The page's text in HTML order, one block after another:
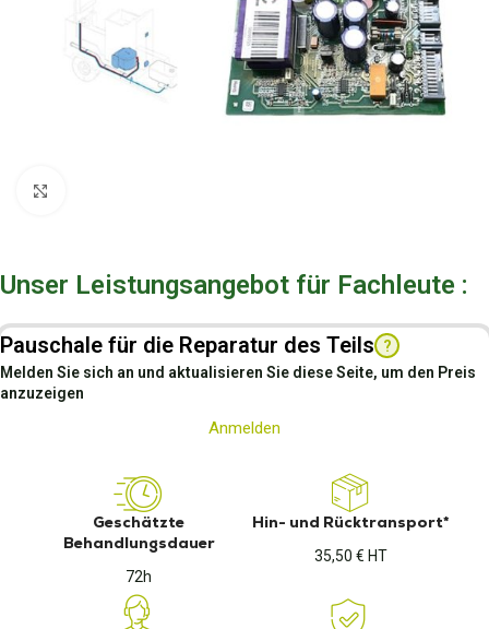
Unser Leistungsangebot für Fachleute :
Pauschale für die Reparatur des Teils ?
Melden Sie sich an und aktualisieren Sie diese Seite, um den Preis
anzuzeigen
Anmelden
Geschätzte
Behandlungsdauer
72h
Hin- und Rücktransport*
35,50 € HT